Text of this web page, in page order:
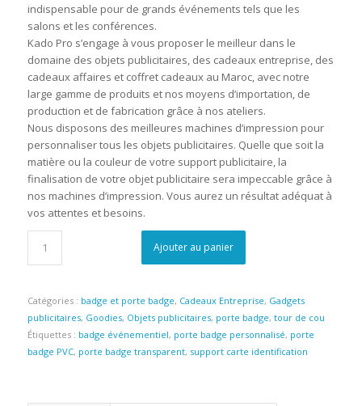
indispensable pour de grands événements tels que les
salons et les conférences.
Kado Pro s’engage à vous proposer le meilleur dans le
domaine des objets publicitaires, des cadeaux entreprise, des
cadeaux affaires et coffret cadeaux au Maroc, avec notre
large gamme de produits et nos moyens d’importation, de
production et de fabrication grâce à nos ateliers.
Nous disposons des meilleures machines d’impression pour
personnaliser tous les objets publicitaires. Quelle que soit la
matière ou la couleur de votre support publicitaire, la
finalisation de votre objet publicitaire sera impeccable grâce à
nos machines d’impression. Vous aurez un résultat adéquat à
vos attentes et besoins.
Ajouter au panier
Catégories : badge et porte badge, Cadeaux Entreprise, Gadgets
publicitaires, Goodies, Objets publicitaires, porte badge, tour de cou
Étiquettes : badge événementiel, porte badge personnalisé, porte
badge PVC, porte badge transparent, support carte identification